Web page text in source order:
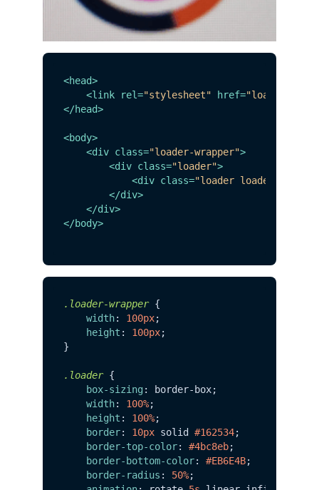
<head>
<link rel="stylesheet" href="loader.css"
</head>
<body>
<div class="loader-wrapper">
<div class="loader">
<div class="loader loader-inner"
</div>
</div>
</body>
.loader-wrapper {
width: 100px;
height : 100px;
}
.loader {
box-sizing : border-box;
width: 100%;
height : 100%;
border: 10px solid #162534;
border-top-color: #4bc8eb;
border-bottom-color: #EB6E4B;
border-radius : 50%;